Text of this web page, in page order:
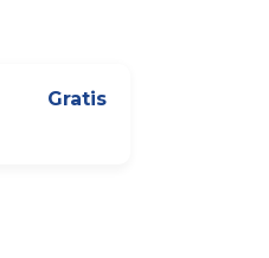
Gratis